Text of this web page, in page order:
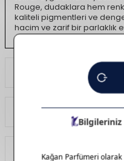
Rouge, dudaklara hem
kaliteli pigmentleri ve
hacim ve zarif bir parlaklık
Ödeme Seçenekleri
Yorumlar
Tavsiye Et